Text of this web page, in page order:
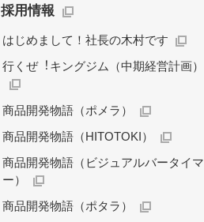
採用情報
はじめまして！社長の木村です
行くぜ︕キングジム（中期経営計画）
商品開発物語（ポメラ）
商品開発物語（HITOTOKI）
商品開発物語（ビジュアルバータイマ
ー）
商品開発物語（ポタラ）